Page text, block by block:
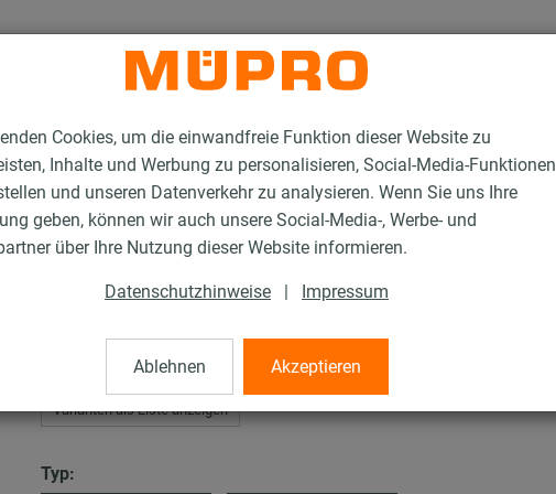
Cookies, um die einwandfreie Funktion dieser Website zu
Inhalte und Werbung zu personalisieren, Social-Media-Funktionen
und unseren Datenverkehr zu analysieren. Wenn Sie uns Ihre
geben, können wir auch unsere Social-Media-, Werbe- und
über Ihre Nutzung dieser Website informieren.
Datenschutzhinweise | Impressum
Ablehnen Akzeptieren
Verbindungsplatten Typ S+
Typ S+
Varianten als Liste anzeigen
Typ: